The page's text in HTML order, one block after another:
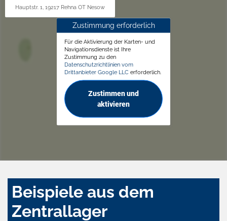
Hauptstr. 1, 19217 Rehna OT Nesow
Zustimmung erforderlich
Für die Aktivierung der Karten- und
Navigationsdienste ist Ihre
Zustimmung zu den
Datenschutzrichtlinien vom
Drittanbieter Google LLC erforderlich.
Zustimmen und
aktivieren
Beispiele aus dem
Zentrallager